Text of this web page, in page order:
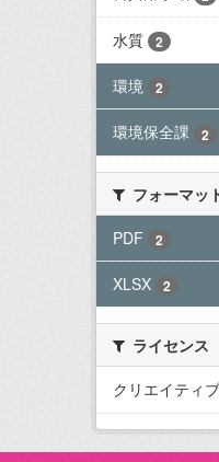
水質 2
環境 2
環境保全課 2
フォーマッ
PDF
2
XLSX 2
ライセンス
クリエイティ